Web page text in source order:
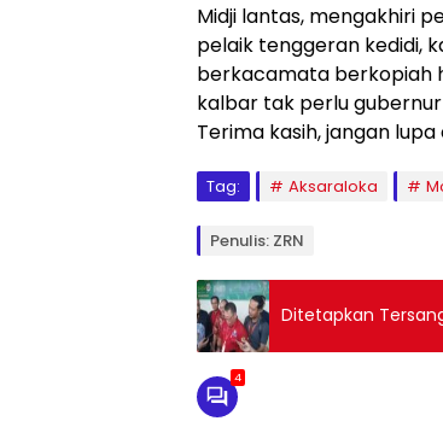
Midji lantas, mengakhiri
pelaik tenggeran kedidi,
berkacamata berkopiah
kalbar tak perlu
Terima kasih, jangan
Tag: Aksaraloka
Penulis: ZRN
Ditetapkan
4